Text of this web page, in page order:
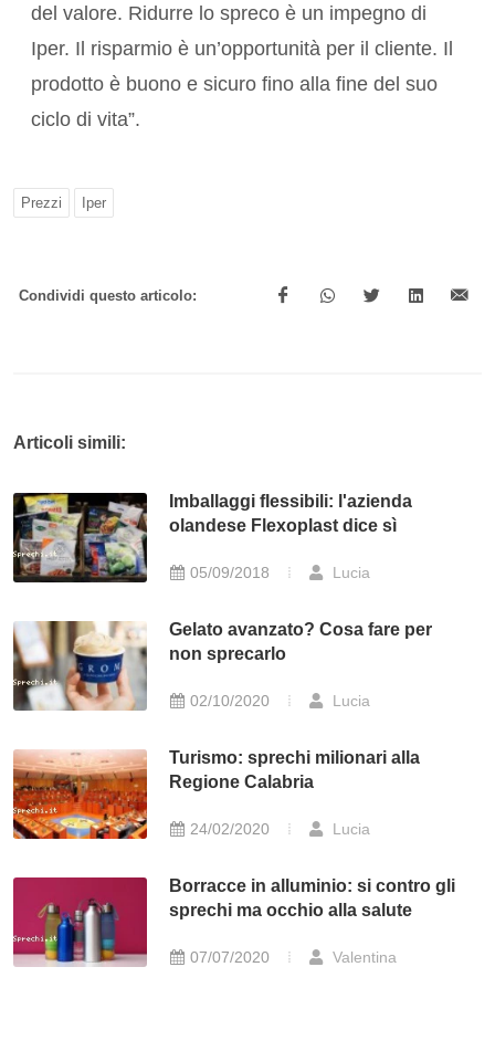
del valore. Ridurre lo spreco è un impegno di
Iper. Il risparmio è un’opportunità per il cliente. Il
prodotto è buono e sicuro fino alla fine del suo
ciclo di vita”.
Prezzi Iper
Condividi questo articolo:
Articoli simili:
Imballaggi flessibili: l'azienda
olandese Flexoplast dice sì
05/09/2018 Lucia
Gelato avanzato? Cosa fare per
non sprecarlo
02/10/2020 Lucia
Turismo: sprechi milionari alla
Regione Calabria
24/02/2020 Lucia
Borracce in alluminio: si contro gli
sprechi ma occhio alla salute
07/07/2020 Valentina